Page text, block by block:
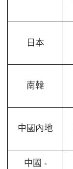
日本
南韓
中國內地
中國 -